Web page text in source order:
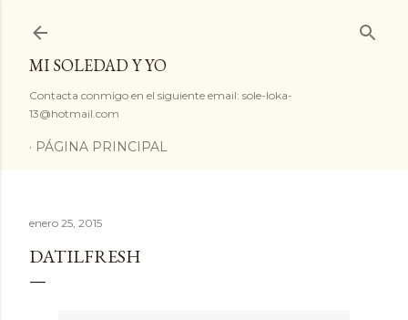
MI SOLEDAD Y YO
Contacta conmigo en el siguiente email: sole-loka-
13@hotmail.com
PÁGINA PRINCIPAL
enero 25, 2015
DATILFRESH